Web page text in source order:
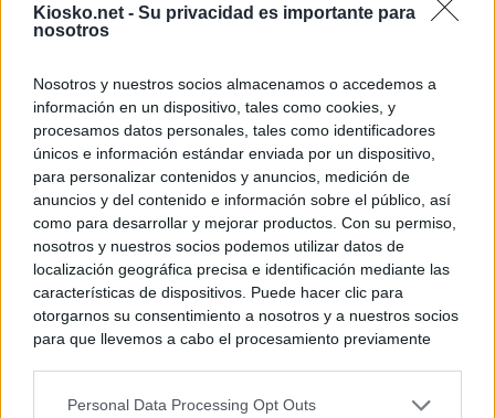
Kiosko.net - Su privacidad es importante para
nosotros
Nosotros y nuestros socios almacenamos o accedemos a
información en un dispositivo, tales como cookies, y
procesamos datos personales, tales como identificadores
únicos e información estándar enviada por un dispositivo,
para personalizar contenidos y anuncios, medición de
anuncios y del contenido e información sobre el público, así
como para desarrollar y mejorar productos. Con su permiso,
nosotros y nuestros socios podemos utilizar datos de
localización geográfica precisa e identificación mediante las
características de dispositivos. Puede hacer clic para
otorgarnos su consentimiento a nosotros y a nuestros socios
para que llevemos a cabo el procesamiento previamente
negar su consentimiento. Tenga en cuenta que algún
Personal Data Processing Opt Outs